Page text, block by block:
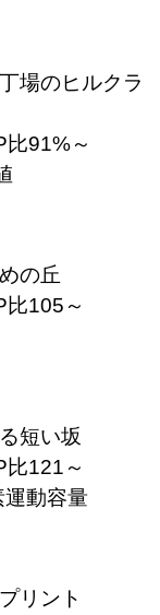
場のヒルクラ
91%～
の丘
105～
短い坂
121～
動容量
リント